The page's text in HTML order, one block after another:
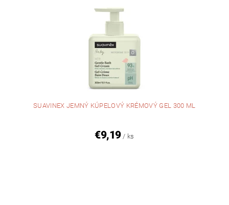
SUAVINEX JEMNÝ KÚPELOVÝ KRÉMOVÝ GEL 300 ML
€9,19 / ks